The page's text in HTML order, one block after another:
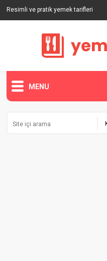
Resimli ve pratik yemek tarifleri
MENU